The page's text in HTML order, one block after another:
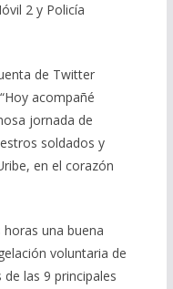
2 y Policía
de Twitter
acompañé
jornada de
soldados y
en el corazón
una buena
voluntaria de
las 9 principales